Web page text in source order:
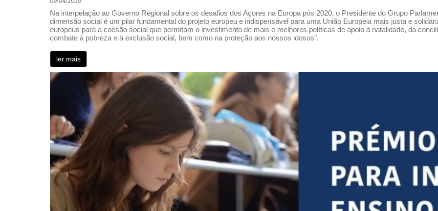
Na interpelação ao Governo Regional sobre os desafios dos Açores na Europa pós 2020, o Presidente do Grupo
dimensão social é um pilar fundamental do projeto europeu e indispensável para uma União Europeia mais justa e
europeus para a coesão social que permitam o investimento de mais e melhores políticas de apoio à natalidade, da
combate à pobreza e à exclusão social, bem como na proteção aos nossos idosos”.
ler mais